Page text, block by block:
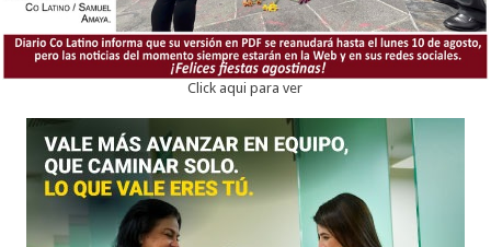
Click aqui para ver